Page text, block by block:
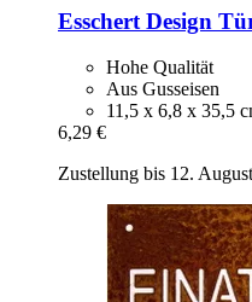
Esschert Design
Hohe Qualität
Aus Gusseisen
11,5 x 6,8 x 35,5
6,29 €
Zustellung bis 12. August